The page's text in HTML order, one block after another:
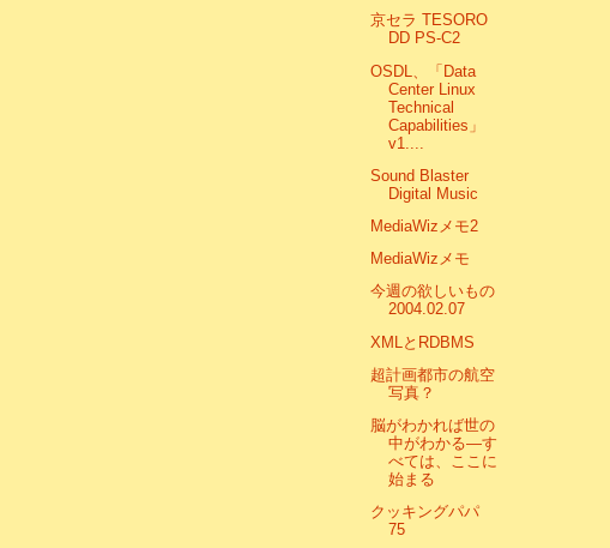
京セラ TESORO
DD PS-C2
OSDL、「Data
Center Linux
Technical
Capabilities」
v1....
Sound Blaster
Digital Music
MediaWizメモ2
MediaWizメモ
今週の欲しいもの
2004.02.07
XMLとRDBMS
超計画都市の航空
写真？
脳がわかれば世の
中がわかる―す
べては、ここに
始まる
クッキングパパ
75